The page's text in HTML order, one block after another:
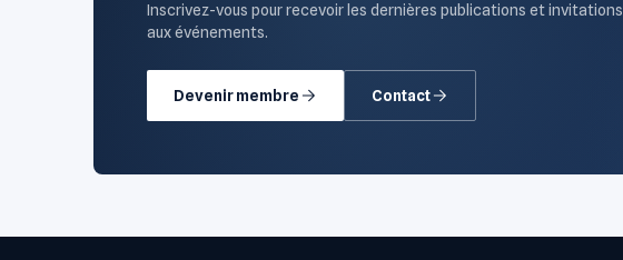
Inscrivez-vous pour recevoir les dernières publications et invitations
aux événements.
Devenir membre Contact